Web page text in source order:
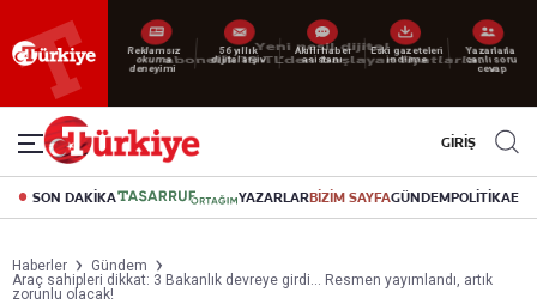
Reklamsız
okuma
deneyimi
56 yıllık
dijital arşiv
Akıllı haber
asistanı
Eski gazeteleri
indirme
Yazarlarla
canlı soru
cevap
GİRİŞ
SON DAKİKA YAZARLARBİZİM SAYFAGÜNDEMPOLİTİKA
Haberler
Gündem
Araç sahipleri dikkat: 3 Bakanlık devreye girdi... Resmen yayımlandı, artık
zorunlu olacak!